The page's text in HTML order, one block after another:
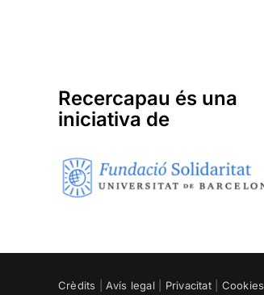
Recercapau és una
iniciativa de
Crèdits |Avís legal| Privacitat| Cookies